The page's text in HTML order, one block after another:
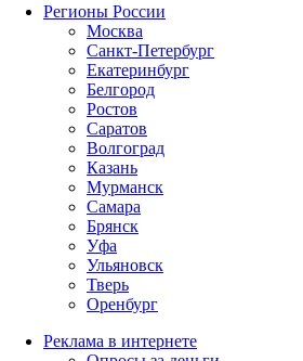
Регионы России
Москва
Санкт-Петербург
Екатеринбург
Белгород
Ростов
Саратов
Волгоград
Казань
Мурманск
Самара
Брянск
Уфа
Ульяновск
Тверь
Оренбург
Реклама в интернете